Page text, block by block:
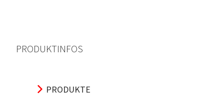
PRODUKTINFOS
PRODUKTE